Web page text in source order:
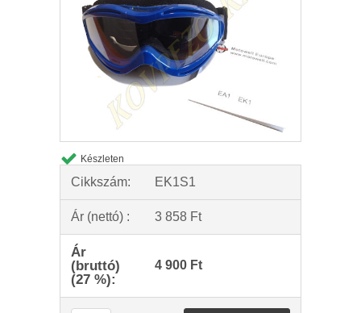
Készleten
Cikkszám: EK1S1
Ár (nettó) : 3 858 Ft
Ár
(bruttó)
(27 %):
4 900 Ft